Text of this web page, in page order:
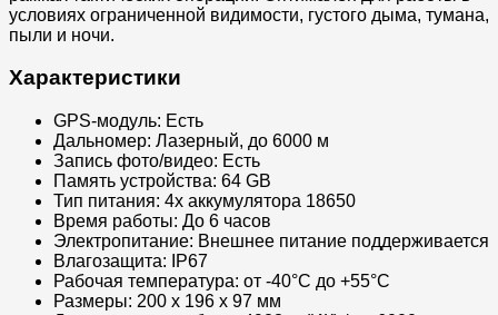
условиях ограниченной видимости, густого дыма, тумана,
пыли и ночи.
Характеристики
GPS-модуль: Есть
Дальномер: Лазерный, до 6000 м
Запись фото/видео: Есть
Память устройства: 64 GB
Тип питания: 4x аккумулятора 18650
Время работы: До 6 часов
Электропитание: Внешнее питание поддерживается
Влагозащита: IP67
Рабочая температура: от -40°C до +55°C
Размеры: 200 x 196 x 97 мм